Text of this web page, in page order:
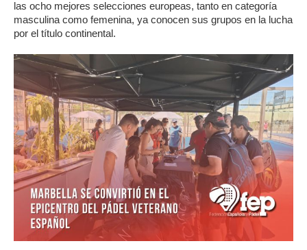
las ocho mejores selecciones europeas, tanto en categoría
masculina como femenina, ya conocen sus grupos en la lucha
por el título continental.